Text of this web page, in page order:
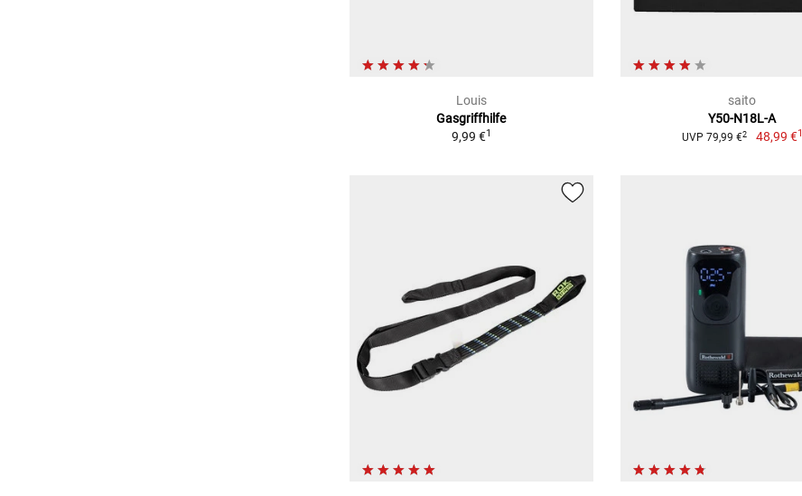
Louis
Gasgriffhilfe
9,99 €1
saito
Y50-N18L-A
UVP 79,99 €2 48,99 €1